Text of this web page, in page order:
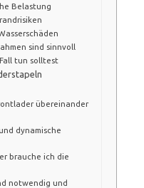
Belastung
sind sinnvoll
tun solltest
übereinander
dynamische
brauche ich die
notwendig und